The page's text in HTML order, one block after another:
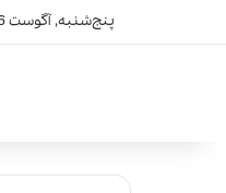
پنج‌شنبه, آگوست 6 2026